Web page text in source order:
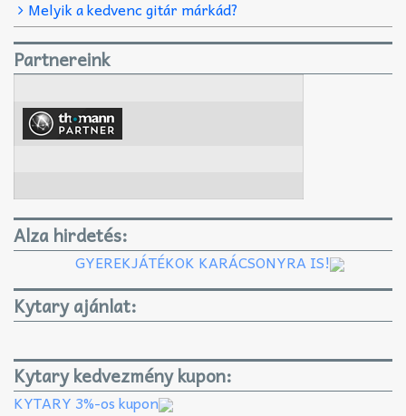
Melyik a kedvenc gitár márkád?
Partnereink
Alza hirdetés:
GYEREKJÁTÉKOK KARÁCSONYRA IS!
Kytary ajánlat:
Kytary kedvezmény kupon:
KYTARY 3%-os kupon